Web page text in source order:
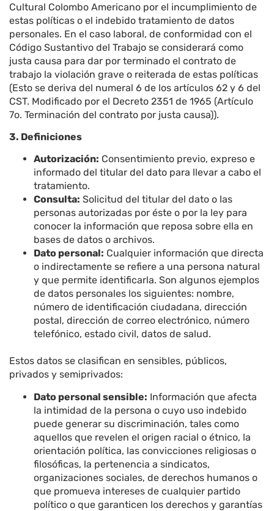
Cultural Colombo Americano por el incumplimiento de
estas políticas o el indebido tratamiento de datos
personales. En el caso laboral, de conformidad con el
Código Sustantivo del Trabajo se considerará como
justa causa para dar por terminado el contrato de
trabajo la violación grave o reiterada de estas políticas
(Esto se deriva del numeral 6 de los artículos 62 y 6 del
CST. Modificado por el Decreto 2351 de 1965 (Artículo
7o. Terminación del contrato por justa causa)).
3. Definiciones
Autorización: Consentimiento previo, expreso e
informado del titular del dato para llevar a cabo el
tratamiento.
Consulta: Solicitud del titular del dato o las
personas autorizadas por éste o por la ley para
conocer la información que reposa sobre ella en
bases de datos o archivos.
Dato personal: Cualquier información que directa
o indirectamente se refiere a una persona natural
y que permite identificarla. Son algunos ejemplos
de datos personales los siguientes: nombre,
número de identificación ciudadana, dirección
postal, dirección de correo electrónico, número
telefónico, estado civil, datos de salud.
Estos datos se clasifican en sensibles, públicos,
privados y semiprivados:
Dato personal sensible: Información que afecta
la intimidad de la persona o cuyo uso indebido
puede generar su discriminación, tales como
aquellos que revelen el origen racial o étnico, la
orientación política, las convicciones religiosas o
filosóficas, la pertenencia a sindicatos,
organizaciones sociales, de derechos humanos o
que promueva intereses de cualquier partido
político o que garanticen los derechos y garantías